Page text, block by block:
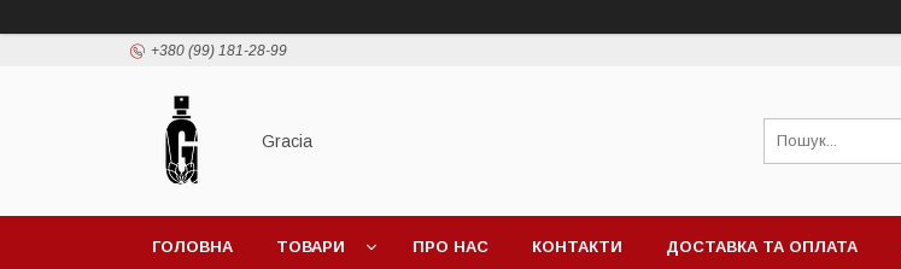
+380 (99) 181-28-99
Gracia
ГОЛОВНА ТОВАРИ ПРО НАС КОНТАКТИ ДОСТАВКА ТА ОПЛАТА